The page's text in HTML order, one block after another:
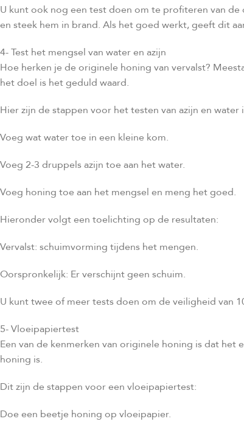
U kunt ook nog een test doen om te profiteren van
en steek hem in brand. Als het goed werkt, geeft dit
4- Test het mengsel van water en azijn
Hoe herken je de originele honing van vervalst?
het doel is het geduld waard.
Hier zijn de stappen voor het testen van azijn en
Voeg wat water toe in een kleine kom.
Voeg 2-3 druppels azijn toe aan het water.
Voeg honing toe aan het mengsel en meng het goed.
Hieronder volgt een toelichting op de resultaten:
Vervalst: schuimvorming tijdens het mengen.
Oorspronkelijk: Er verschijnt geen schuim.
U kunt twee of meer tests doen om de veiligheid van
5- Vloeipapiertest
Een van de kenmerken van originele honing is dat
honing is.
Dit zijn de stappen voor een vloeipapiertest:
Doe een beetje honing op vloeipapier.